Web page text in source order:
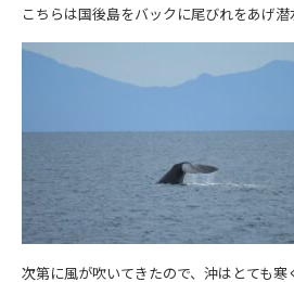
こちらは国後島をバックに尾びれをあげ潜
次第に風が吹いてきたので、沖はとても寒